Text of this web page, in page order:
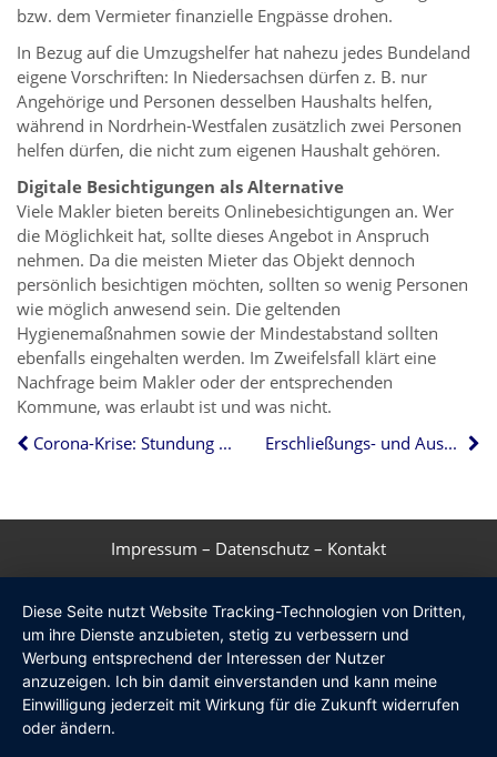
bzw. dem Vermieter finanzielle Engpässe drohen.
In Bezug auf die Umzugshelfer hat nahezu jedes Bundeland
eigene Vorschriften: In Niedersachsen dürfen z. B. nur
Angehörige und Personen desselben Haushalts helfen,
während in Nordrhein-Westfalen zusätzlich zwei Personen
helfen dürfen, die nicht zum eigenen Haushalt gehören.
Digitale Besichtigungen als Alternative
Viele Makler bieten bereits Onlinebesichtigungen an. Wer
die Möglichkeit hat, sollte dieses Angebot in Anspruch
nehmen. Da die meisten Mieter das Objekt dennoch
persönlich besichtigen möchten, sollten so wenig Personen
wie möglich anwesend sein. Die geltenden
Hygienemaßnahmen sowie der Mindestabstand sollten
ebenfalls eingehalten werden. Im Zweifelsfall klärt eine
Nachfrage beim Makler oder der entsprechenden
Kommune, was erlaubt ist und was nicht.
Corona-Krise: Stundung von Krediten
Erschließungs- und Ausbaubeiträge großzügig stunden
Impressum – Datenschutz – Kontakt
Diese Seite nutzt Website Tracking-Technologien von Dritten,
um ihre Dienste anzubieten, stetig zu verbessern und
Werbung entsprechend der Interessen der Nutzer
anzuzeigen. Ich bin damit einverstanden und kann meine
Einwilligung jederzeit mit Wirkung für die Zukunft widerrufen
oder ändern.